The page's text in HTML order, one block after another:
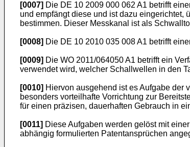
[0007] Die DE 10 2009 000 062 A1 betrifft
und empfängt diese und ist dazu eingerichtet,
bestimmen. Dieser Messkanal ist als
[0008] Die DE 10 2010 035 008 A1 betrifft
[0009] Die WO 2011/064050 A1 betrifft ein
verwendet wird, welcher Schallwellen in den
[0010] Hiervon ausgehend ist es Aufgabe der
besonders vorteilhafte Vorrichtung zur
für einen präzisen, dauerhaften Gebrauch in
[0011] Diese Aufgaben werden gelöst mit
abhängig formulierten Patentansprüchen